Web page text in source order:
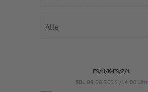
FS/H/K-FS/Z/1
SO.. 09.08.2026 /14:00 Uhr